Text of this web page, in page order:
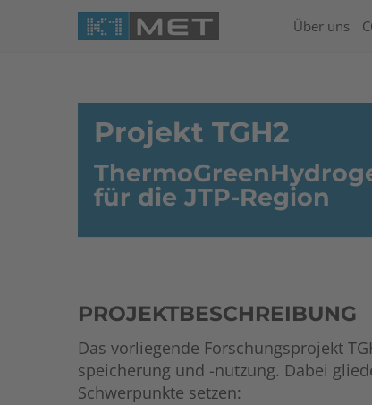
Über uns
Projekt TGH2
für die JTP-Region
PROJEKTBESCHREIBUNG
Das vorliegende Forschungsprojekt
speicherung und -nutzung. Dabei
Schwerpunkte setzen: